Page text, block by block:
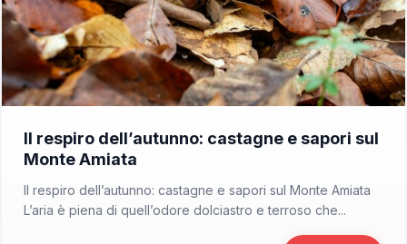
Il respiro dell’autunno: castagne e sapori sul
Monte Amiata
Il respiro dell’autunno: castagne e sapori sul Monte Amiata
L’aria è piena di quell’odore dolciastro e terroso che...